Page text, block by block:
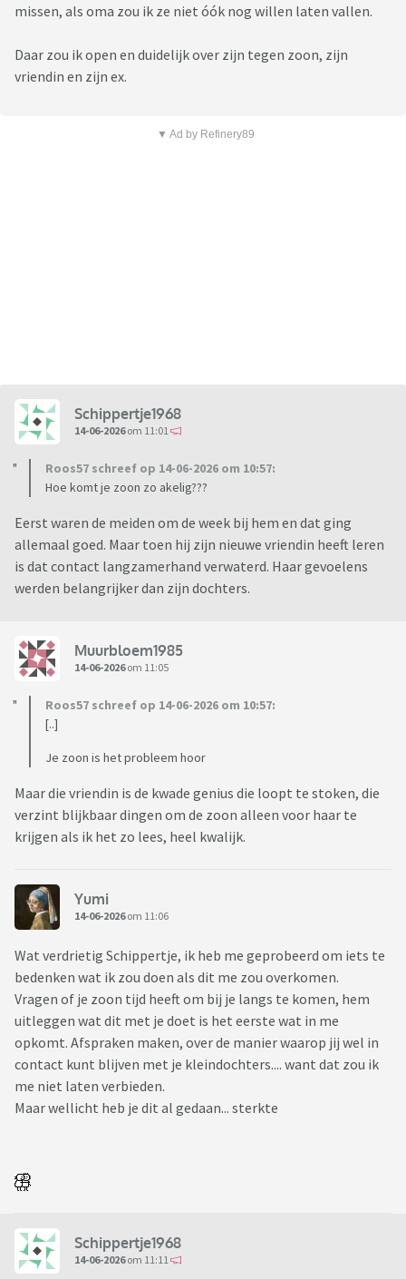
missen, als oma zou ik ze niet óók nog willen laten vallen.
Daar zou ik open en duidelijk over zijn tegen zoon, zijn
vriendin en zijn ex.
▼ Ad by Refinery89
Schippertje1968
14-06-2026om 11:01
Roos57 schreef op 14-06-2026 om 10:57:
Hoe komt je zoon zo akelig???
Eerst waren de meiden om de week bij hem en dat ging
allemaal goed. Maar toen hij zijn nieuwe vriendin heeft leren
is dat contact langzamerhand verwaterd. Haar gevoelens
werden belangrijker dan zijn dochters.
Muurbloem1985
14-06-2026om 11:05
Roos57 schreef op 14-06-2026 om 10:57:
[..]
Je zoon is het probleem hoor
Maar die vriendin is de kwade genius die loopt te stoken, die
verzint blijkbaar dingen om de zoon alleen voor haar te
krijgen als ik het zo lees, heel kwalijk.
Yumi
14-06-2026om 11:06
Wat verdrietig Schippertje, ik heb me geprobeerd om iets te
bedenken wat ik zou doen als dit me zou overkomen.
Vragen of je zoon tijd heeft om bij je langs te komen, hem
uitleggen wat dit met je doet is het eerste wat in me
opkomt. Afspraken maken, over de manier waarop jij wel in
contact kunt blijven met je kleindochters.... want dat zou ik
me niet laten verbieden.
Maar wellicht heb je dit al gedaan... sterkte
Schippertje1968
14-06-2026om 11:11